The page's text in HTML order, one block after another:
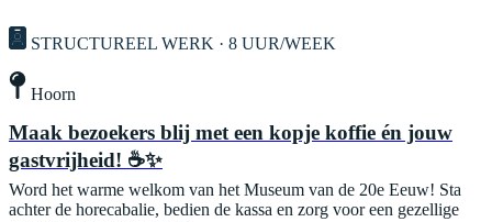
STRUCTUREEL WERK · 8 UUR/WEEK
Hoorn
Maak bezoekers blij met een kopje koffie én jouw
gastvrijheid! ☕✨
Word het warme welkom van het Museum van de 20e Eeuw! Sta
achter de horecabalie, bedien de kassa en zorg voor een gezellige